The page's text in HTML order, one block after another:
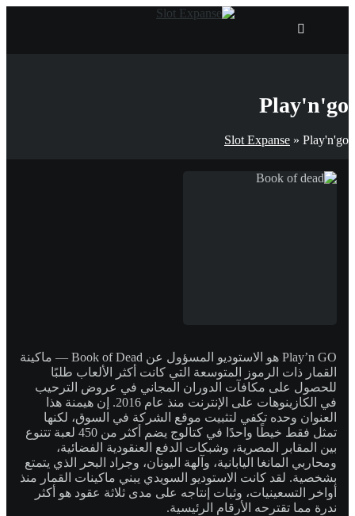
Play'n'go
Slot Expanse » Play'n'go
Play’n GO هو الاستوديو المسؤول عن Book of Dead — ماكينة
القمار ذات الرموز المتوسعة التي كانت أكثر الألعاب طلبًا
للحصول على مكافآت الدوران المجاني في عروض الترحيب
في الكازينوهات على الإنترنت منذ عام 2016. إن هيمنة هذا
العنوان وحده تكفي لتثبيت موقع الشركة في السوق، لكنها
تمثل فقط خيطًا واحدًا في كتالوج يضم أكثر من 450 لعبة تتنوع
بين المقابر المصرية، وشبكات الدفع العنقودية الفضائية،
ومحاربي المانغا اليابانية، وآلهة اليونان، وجراد البحر الذي يتمتع
بشخصية. لقد كانت الاستوديو السويدي يبني ماكينات القمار منذ
أواخر التسعينيات، وثبات إنتاجه على مدى ثلاثة عقود هو أكثر
ندرة مما تقترحه الأرقام الرئيسية.